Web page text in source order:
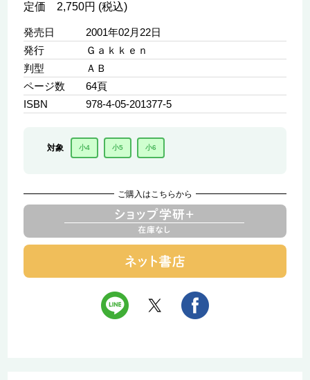
定価 2,750円 (税込)
発売日
2001年02月22日
発行
Ｇａｋｋｅｎ
判型
ＡＢ
ページ数
64頁
ISBN
978-4-05-201377-5
対象 小4 小5 小6
ご購入はこちらから